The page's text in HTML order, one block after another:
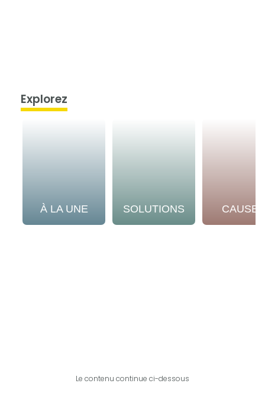
Explorez
À LA UNE SOLUTIONS CAUSES
Le contenu continue ci-dessous